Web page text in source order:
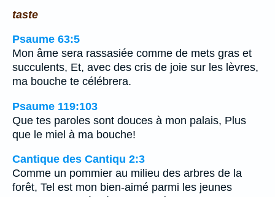
taste
Psaume 63:5
Mon âme sera rassasiée comme de mets gras et
succulents, Et, avec des cris de joie sur les lèvres,
ma bouche te célébrera.
Psaume 119:103
Que tes paroles sont douces à mon palais, Plus
que le miel à ma bouche!
Cantique des Cantiqu 2:3
Comme un pommier au milieu des arbres de la
forêt, Tel est mon bien-aimé parmi les jeunes